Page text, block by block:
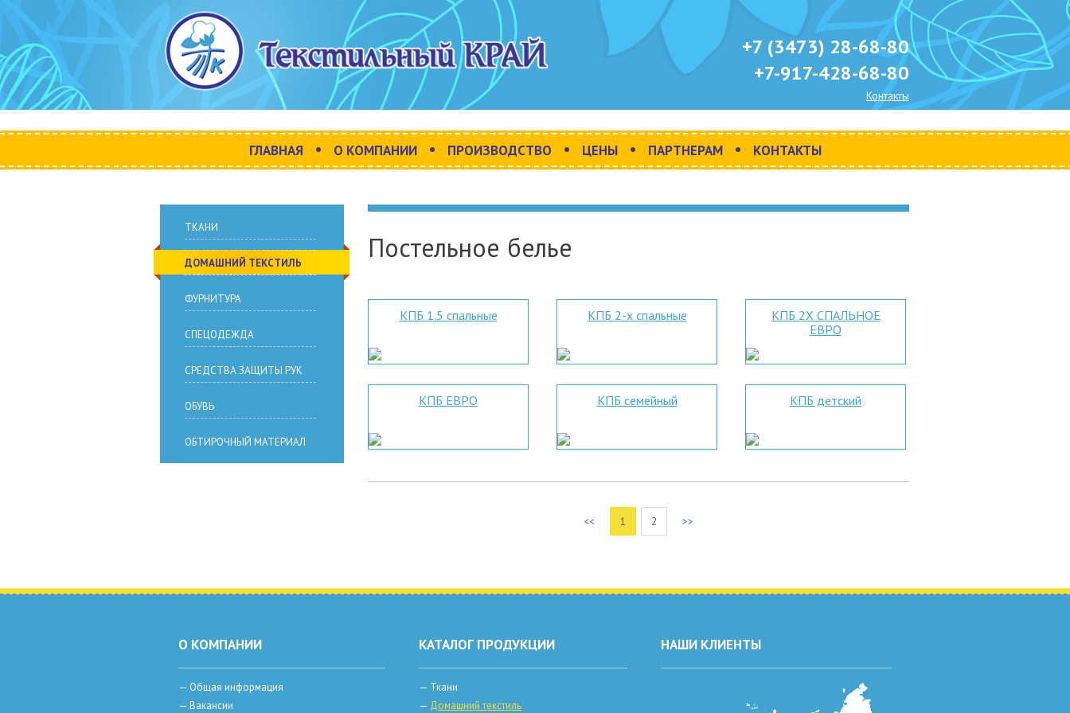
+7 (3473) 28-68-80
+7-917-428-68-80
Контакты
ГЛАВНАЯ • О КОМПАНИИ • ПРОИЗВОДСТВО • ЦЕНЫ • ПАРТНЕРАМ • КОНТАКТЫ
Постельное белье
КПБ 1.5 спальные КПБ 2-х спальные
КПБ 2Х СПАЛЬНОЕ
ЕВРО
КПБ ЕВРО КПБ семейный КПБ детский
<< 1 2 >>
ТКАНИ
ДОМАШНИЙ ТЕКСТИЛЬ
ФУРНИТУРА
СПЕЦОДЕЖДА
СРЕДСТВА ЗАЩИТЫ РУК
ОБУВЬ
ОБТИРОЧНЫЙ МАТЕРИАЛ
О КОМПАНИИ
— Общая информация
— Вакансии
КАТАЛОГ ПРОДУКЦИИ
— Ткани
— Домашний текстиль
НАШИ КЛИЕНТЫ